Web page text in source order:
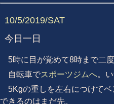
10/5/2019/SAT
今日一日
5時に目が覚めて8時まで二度
自転車でスポーツジムへ。
5Kgの重しを左右につけて
できるのはまだ先。